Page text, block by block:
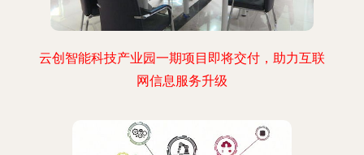
云创智能科技产业园一期项目即将交付，助力互联
网信息服务升级